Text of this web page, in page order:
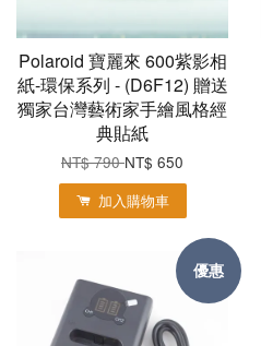
Polaroid 寶麗來 600紫影相
紙-環保系列 - (D6F12) 贈送
獨家台灣藝術家手繪風格經
典貼紙
NT$ 790NT$ 650
加入購物車
優惠